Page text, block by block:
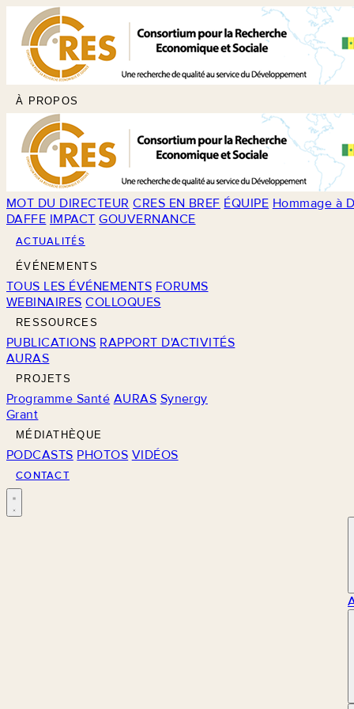
À PROPOS
MOT DU DIRECTEUR CRES EN BREF ÉQUIPE Hommage à
DAFFE IMPACT GOUVERNANCE
ACTUALITÉS
ÉVÉNEMENTS
TOUS LES ÉVÉNEMENTS FORUMS
WEBINAIRES COLLOQUES
RESSOURCES
PUBLICATIONS RAPPORT D'ACTIVITÉS
AURAS
PROJETS
Programme Santé AURAS Synergy
Grant
MÉDIATHÈQUE
PODCASTS PHOTOS VIDÉOS
CONTACT